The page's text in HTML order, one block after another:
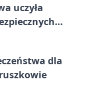
uczyła
dla